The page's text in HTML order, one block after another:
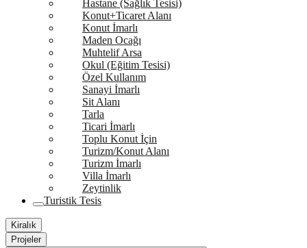
Hastane (Sağlık Tesisi)
Konut+Ticaret Alanı
Konut İmarlı
Maden Ocağı
Muhtelif Arsa
Okul (Eğitim Tesisi)
Özel Kullanım
Sanayi İmarlı
Sit Alanı
Tarla
Ticari İmarlı
Toplu Konut İçin
Turizm/Konut Alanı
Turizm İmarlı
Villa İmarlı
Zeytinlik
Turistik Tesis
Kiralık
Projeler